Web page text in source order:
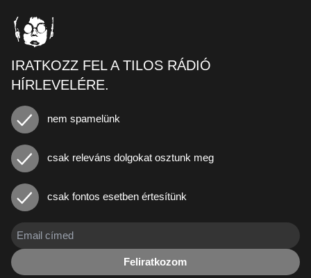
IRATKOZZ FEL A TILOS RÁDIÓ
HÍRLEVELÉRE.
nem spamelünk
csak releváns dolgokat osztunk meg
csak fontos esetben értesítünk
Feliratkozom